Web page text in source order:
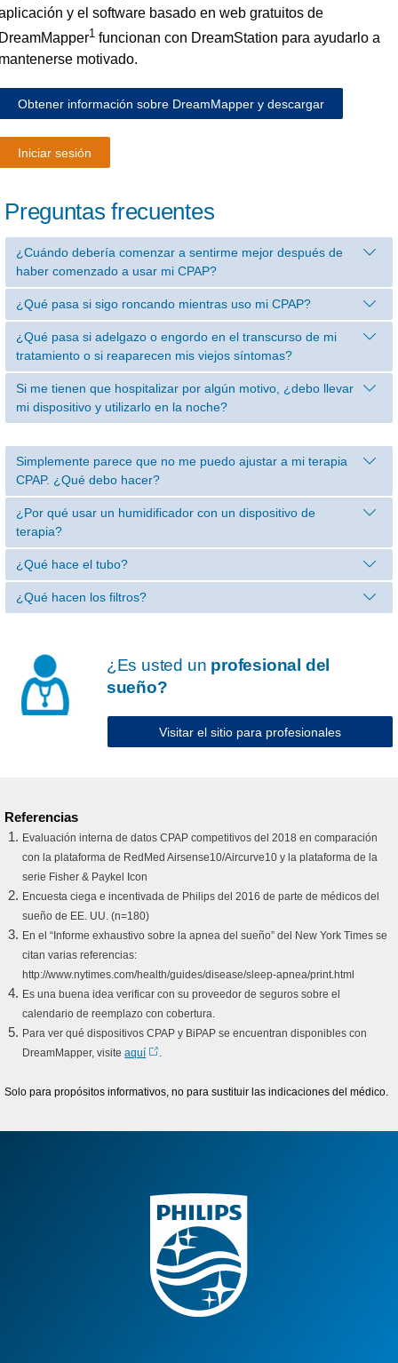
y el software basado en web gratuitos de
1 funcionan con DreamStation para ayudarlo a
motivado.
Obtener información sobre DreamMapper y descargar
Iniciar sesión
Preguntas frecuentes
¿Cuándo debería comenzar a sentirme mejor después de
haber comenzado a usar mi CPAP?
¿Qué pasa si sigo roncando mientras uso mi CPAP?
¿Qué pasa si adelgazo o engordo en el transcurso de mi
tratamiento o si reaparecen mis viejos síntomas?
Si me tienen que hospitalizar por algún motivo, ¿debo llevar
mi dispositivo y utilizarlo en la noche?
Simplemente parece que no me puedo ajustar a mi terapia
CPAP. ¿Qué debo hacer?
¿Por qué usar un humidificador con un dispositivo de
terapia?
¿Qué hace el tubo?
¿Qué hacen los filtros?
¿Es usted un profesional del
sueño?
Visitar el sitio para profesionales
Referencias
Evaluación interna de datos CPAP competitivos del 2018 en comparación
con la plataforma de RedMed Airsense10/Aircurve10 y la plataforma de la
serie Fisher & Paykel Icon
Encuesta ciega e incentivada de Philips del 2016 de parte de médicos del
sueño de EE. UU. (n=180)
En el “Informe exhaustivo sobre la apnea del sueño” del New York Times se
citan varias referencias:
http://www.nytimes.com/health/guides/disease/sleep-apnea/print.html
Es una buena idea verificar con su proveedor de seguros sobre el
calendario de reemplazo con cobertura.
Para ver qué dispositivos CPAP y BiPAP se encuentran disponibles con
DreamMapper, visiteaquí
Solo para propósitos informativos, no para sustituir las indicaciones del médico.